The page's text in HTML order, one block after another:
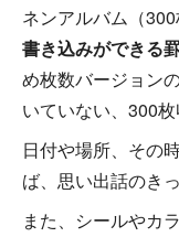
ネンアルバム（
書き込みができる
め枚数バージョン
いていない、300枚
日付や場所、その
ば、思い出話のき
また、シールやカ